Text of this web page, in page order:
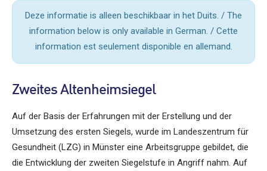
Deze informatie is alleen beschikbaar in het Duits. / The
information below is only available in German. / Cette
information est seulement disponible en allemand.
Zweites Altenheimsiegel
Auf der Basis der Erfahrungen mit der Erstellung und der
Umsetzung des ersten Siegels, wurde im Landeszentrum für
Gesundheit (LZG) in Münster eine Arbeitsgruppe gebildet, die
die Entwicklung der zweiten Siegelstufe in Angriff nahm. Auf